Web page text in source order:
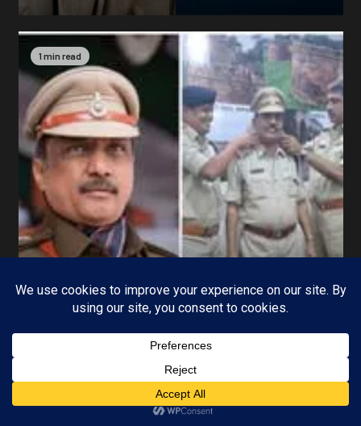
1 min read
MP-04 भोपाल मध्यप्रदेश
प्रमोशन के बाद भी लटकी रहेगी तलवार, गोपनीय रिपोर्ट
(ACR) के आधार पर डिमोशन भी हो सकता है !
KAMALGIRI GOSWAMI